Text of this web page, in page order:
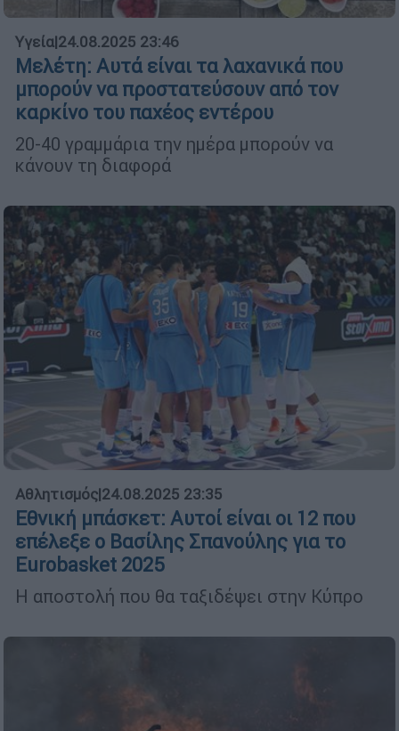
Υγεία|24.08.2025 23:46
Μελέτη: Αυτά είναι τα λαχανικά που
μπορούν να προστατεύσουν από τον
καρκίνο του παχέος εντέρου
20-40 γραμμάρια την ημέρα μπορούν να
κάνουν τη διαφορά
Αθλητισμός|24.08.2025 23:35
Εθνική μπάσκετ: Αυτοί είναι οι 12 που
επέλεξε ο Βασίλης Σπανούλης για το
Eurobasket 2025
Η αποστολή που θα ταξιδέψει στην Κύπρο